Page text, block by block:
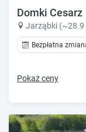
Domki Cesarz
Jarząbki (~28.9
Bezpłatna
Pokaż ceny